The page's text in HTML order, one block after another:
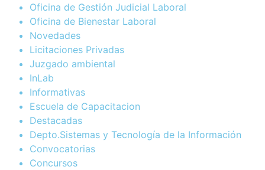
Oficina de Gestión Judicial Laboral
Oficina de Bienestar Laboral
Novedades
Licitaciones Privadas
Juzgado ambiental
InLab
Informativas
Escuela de Capacitacion
Destacadas
Depto.Sistemas y Tecnología de la Información
Convocatorias
Concursos